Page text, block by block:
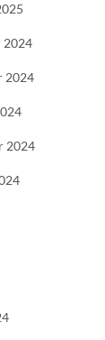
2024
2024
2024